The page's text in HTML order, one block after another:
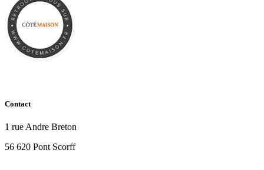
Contact
1 rue Andre Breton
56 620 Pont Scorff